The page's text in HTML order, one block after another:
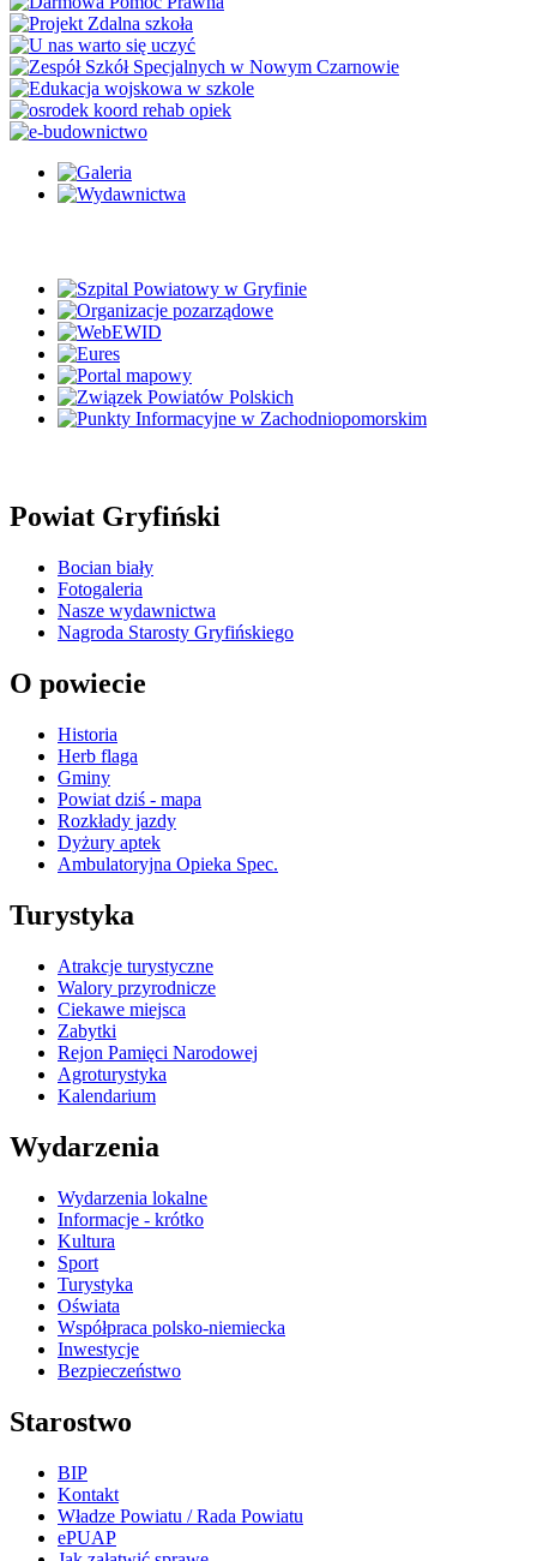
Powiat Gryfiński
Bocian biały
Fotogaleria
Nasze wydawnictwa
Nagroda Starosty Gryfińskiego
O powiecie
Historia
Herb flaga
Gminy
Powiat dziś - mapa
Rozkłady jazdy
Dyżury aptek
Ambulatoryjna Opieka Spec.
Turystyka
Atrakcje turystyczne
Walory przyrodnicze
Ciekawe miejsca
Zabytki
Rejon Pamięci Narodowej
Agroturystyka
Kalendarium
Wydarzenia
Wydarzenia lokalne
Informacje - krótko
Kultura
Sport
Turystyka
Oświata
Współpraca polsko-niemiecka
Inwestycje
Bezpieczeństwo
Starostwo
BIP
Kontakt
Władze Powiatu / Rada Powiatu
ePUAP